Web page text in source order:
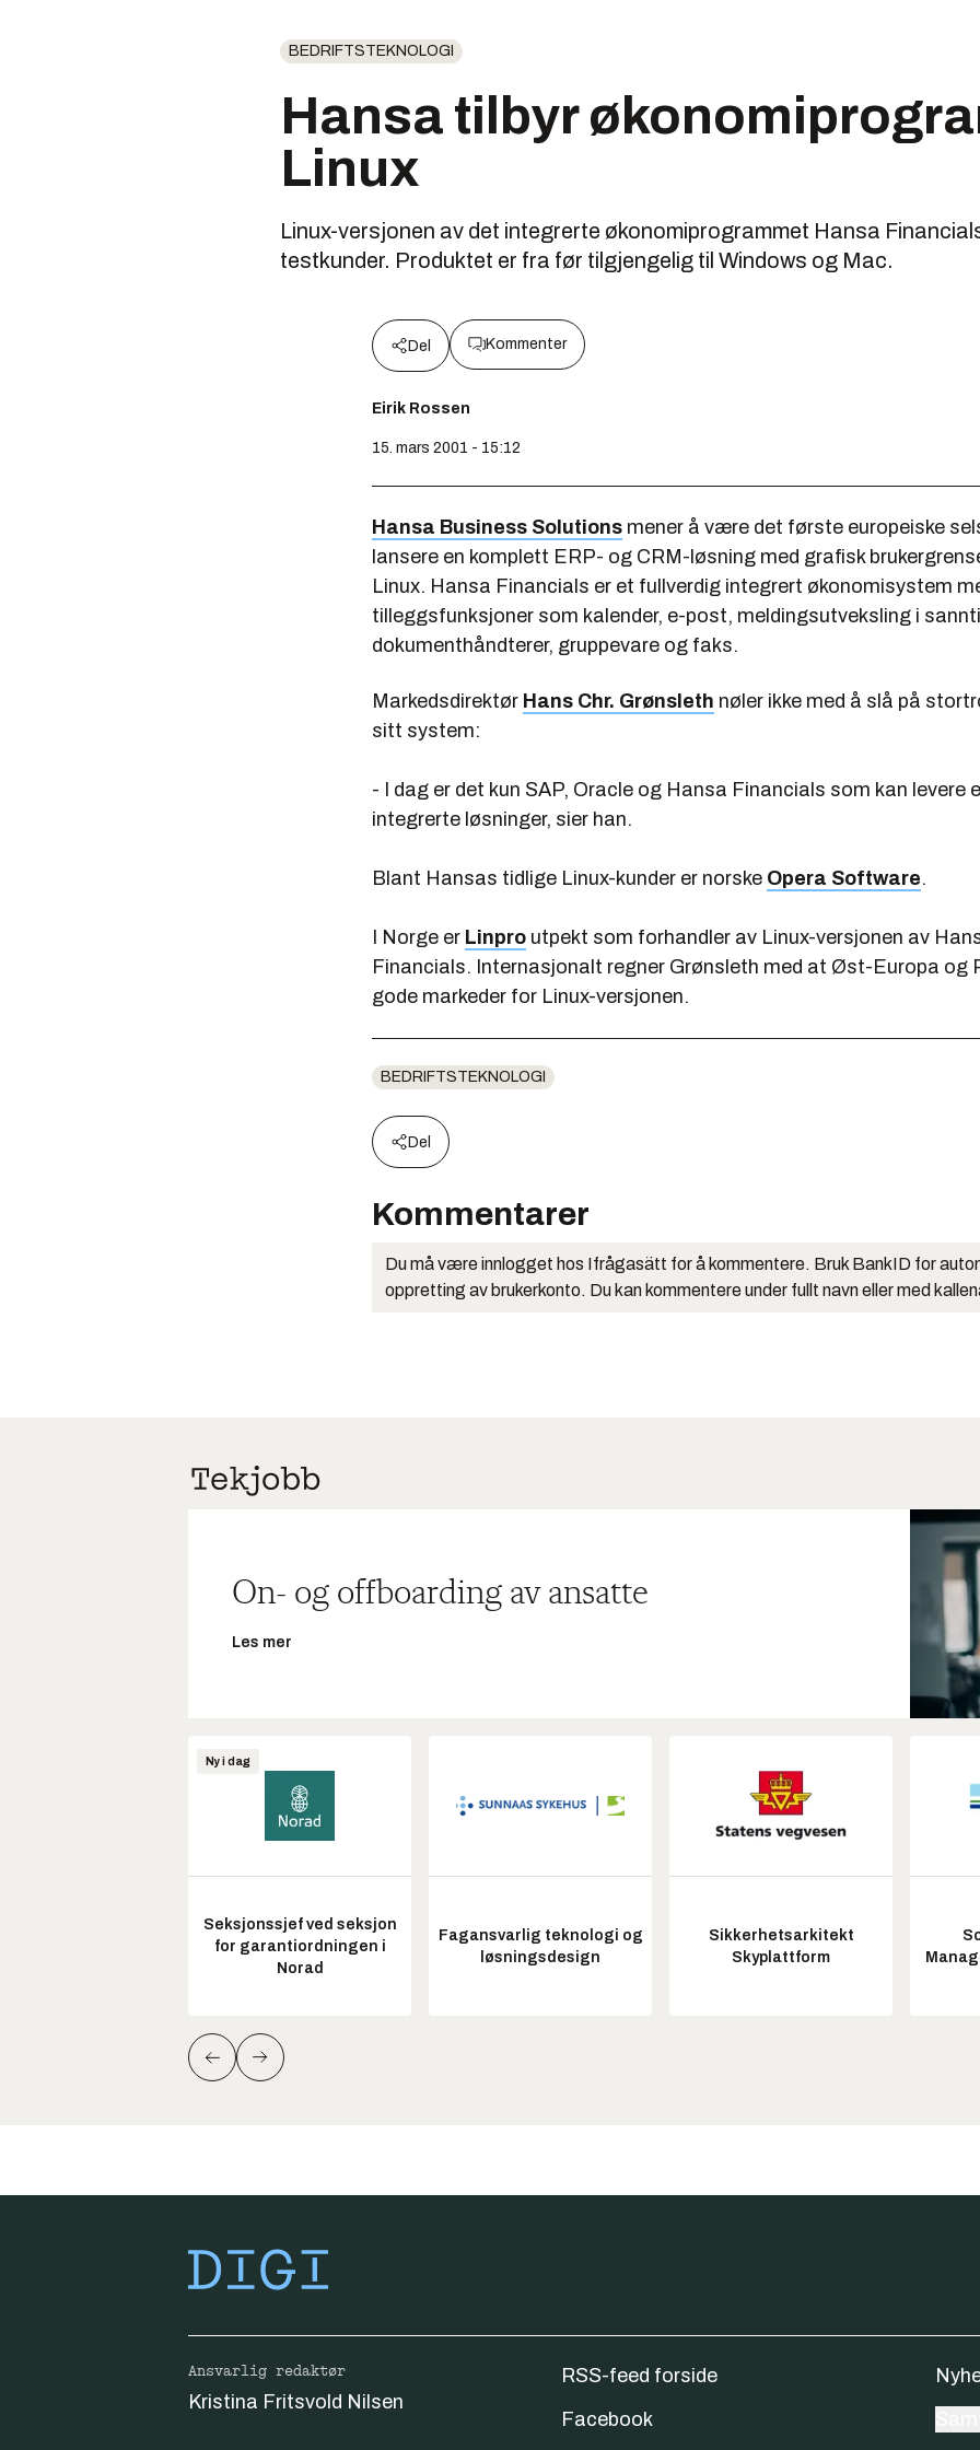
BEDRIFTSTEKNOLOGI
Hansa tilbyr
Linux
Linux-versjonen av det integrerte økonomiprogrammet Hansa
testkunder. Produktet er fra før tilgjengelig til Windows og Mac.
Del Kommenter
Eirik Rossen
15. mars 2001 - 15:12
Hansa Business Solutions mener å være det første europeiske
lansere en komplett ERP- og CRM-løsning med grafisk
Linux. Hansa Financials er et fullverdig integrert økonomisystem
tilleggsfunksjoner som kalender, e-post, meldingsutveksling i
dokumenthåndterer, gruppevare og faks.
Markedsdirektør Hans Chr. Grønsleth nøler ikke med å slå på
sitt system:
- I dag er det kun SAP, Oracle og Hansa Financials som kan levere
integrerte løsninger, sier han.
Blant Hansas tidlige Linux-kunder er norske Opera Software.
I Norge er Linpro utpekt som forhandler av Linux-versjonen av
Financials. Internasjonalt regner Grønsleth med at Øst-Europa og
gode markeder for Linux-versjonen.
BEDRIFTSTEKNOLOGI
Del
Kommentarer
Du må være innlogget hos Ifrågasätt for å kommentere. Bruk BankID for
oppretting av brukerkonto. Du kan kommentere under fullt navn eller med
On- og offboarding av ansatte
Les mer
Ny i dag
Seksjonssjef ved seksjon
for garantiordningen i
Norad
Fagansvarlig teknologi og
løsningsdesign
Sikkerhetsarkitekt
Skyplattform
Ansvarlig redaktør
Kristina Fritsvold Nilsen
RSS-feed forside
Facebook